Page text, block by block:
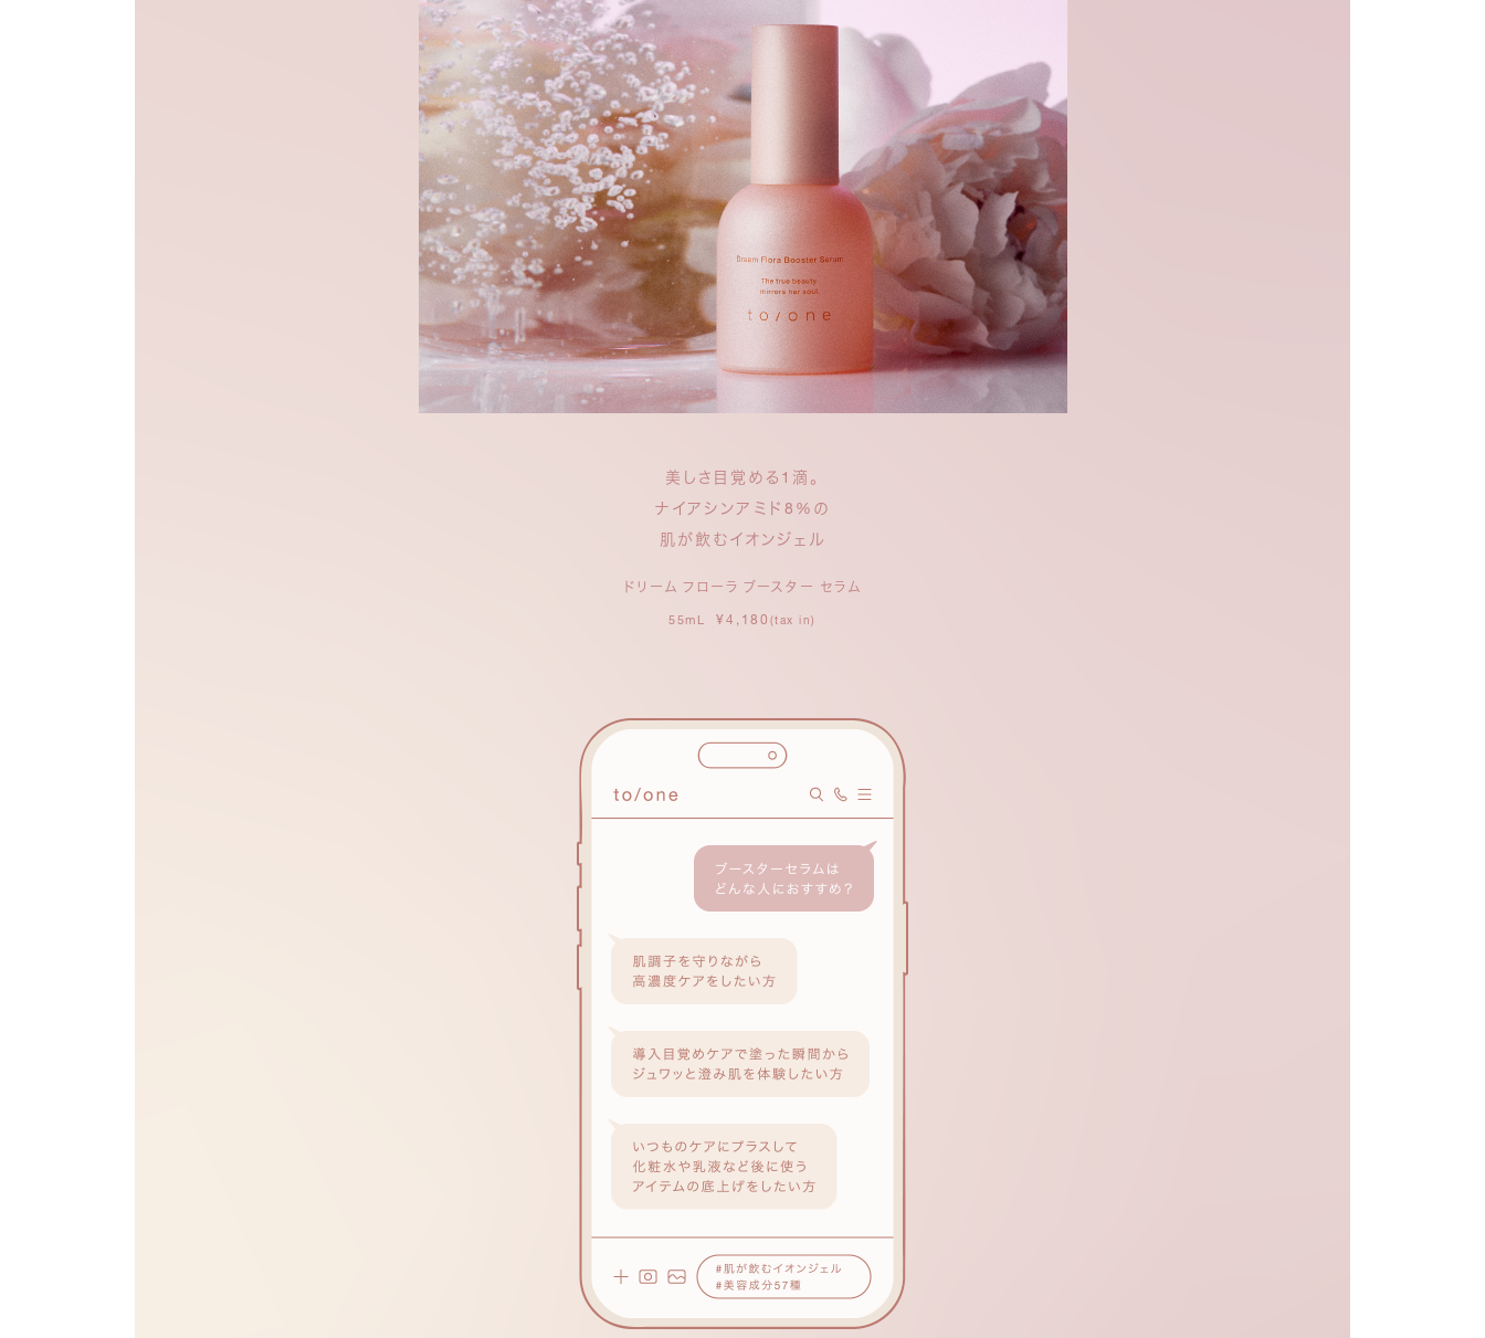
美しさ目覚める1滴。
ナイアシンアミド8%の
肌が飲むイオンジェル
ドリーム フローラ ブースター セラム
55mL ¥4,180 (tax in)